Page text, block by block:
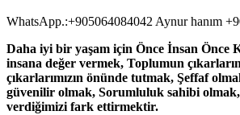
WhatsApp.:+905064084042 Aynur hanım
Daha iyi bir yaşam için Önce İnsan Önce
insana değer vermek, Toplumun
çıkarlarımızın önünde tutmak, Şeffaf
güvenilir olmak, Sorumluluk sahibi
verdiğimizi fark ettirmektir.